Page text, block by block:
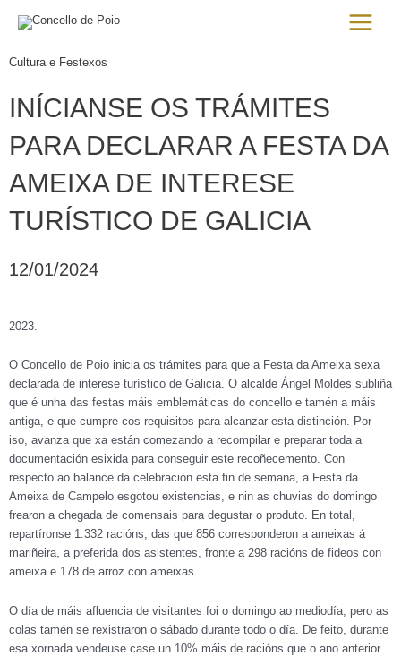
Main
Cultura e Festexos
INÍCIANSE OS TRÁMITES
PARA DECLARAR A FESTA DA
AMEIXA DE INTERESE
TURÍSTICO DE GALICIA
12/01/2024
2023.
O Concello de Poio inicia os trámites para que a Festa da Ameixa sexa
declarada de interese turístico de Galicia. O alcalde Ángel Moldes subliña
que é unha das festas máis emblemáticas do concello e tamén a máis
antiga, e que cumpre cos requisitos para alcanzar esta distinción. Por
iso, avanza que xa están comezando a recompilar e preparar toda a
documentación esixida para conseguir este recoñecemento. Con
respecto ao balance da celebración esta fin de semana, a Festa da
Ameixa de Campelo esgotou existencias, e nin as chuvias do domingo
frearon a chegada de comensais para degustar o produto. En total,
repartíronse 1.332 racións, das que 856 corresponderon a ameixas á
mariñeira, a preferida dos asistentes, fronte a 298 racións de fideos con
ameixa e 178 de arroz con ameixas.
O día de máis afluencia de visitantes foi o domingo ao mediodía, pero as
colas tamén se rexistraron o sábado durante todo o día. De feito, durante
esa xornada vendeuse case un 10% máis de racións que o ano anterior.